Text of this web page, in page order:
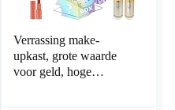
Verrassing make-
upkast, grote waarde
voor geld, hoge